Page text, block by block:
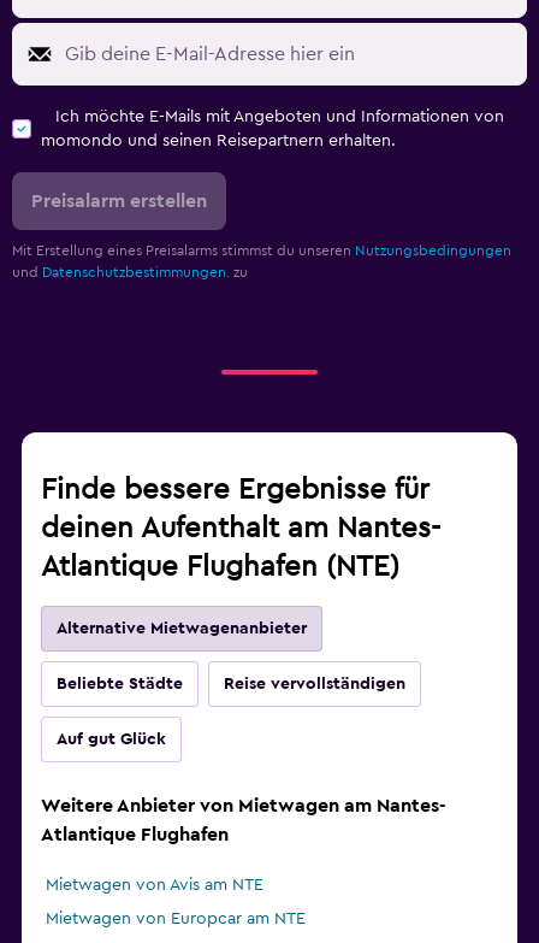
Ich möchte E-Mails mit Angeboten und Informationen von
momondo und seinen Reisepartnern erhalten.
Preisalarm erstellen
Mit Erstellung eines Preisalarms stimmst du unseren Nutzungsbedingungen
und Datenschutzbestimmungen. zu
Finde bessere Ergebnisse für
deinen Aufenthalt am Nantes-
Atlantique Flughafen (NTE)
Alternative Mietwagenanbieter
Beliebte Städte Reise vervollständigen
Auf gut Glück
Weitere Anbieter von Mietwagen am Nantes-
Atlantique Flughafen
Mietwagen von Avis am NTE
Mietwagen von Europcar am NTE